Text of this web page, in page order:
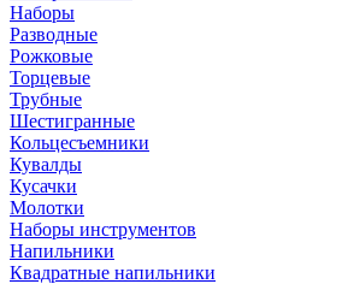
Наборы
Разводные
Рожковые
Торцевые
Трубные
Шестигранные
Кольцесъемники
Кувалды
Кусачки
Молотки
Наборы инструментов
Напильники
Квадратные напильники